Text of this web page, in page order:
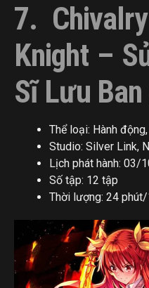
7.
Knight –
Sĩ Lưu
Thể loại: Hành
Studio: Silver Link,
Lịch phát hành: 03/
Số tập: 12 tập
Thời lượng: 24